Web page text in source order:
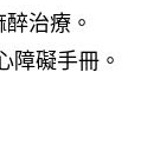
治療。
礙手冊。